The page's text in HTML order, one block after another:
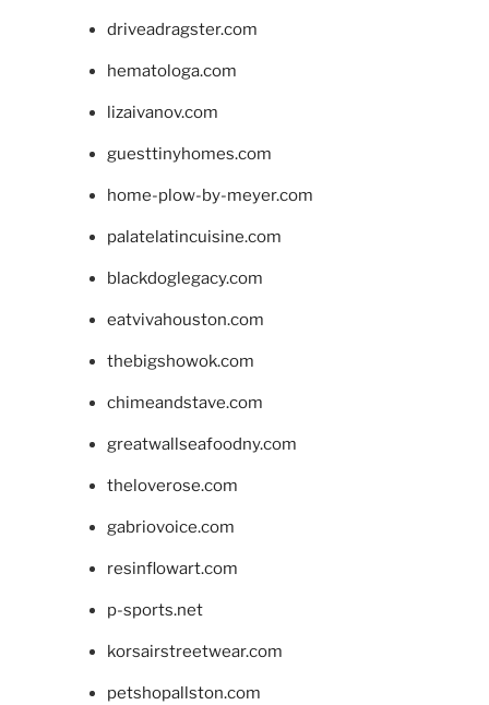
driveadragster.com
hematologa.com
lizaivanov.com
guesttinyhomes.com
home-plow-by-meyer.com
palatelatincuisine.com
blackdoglegacy.com
eatvivahouston.com
thebigshowok.com
chimeandstave.com
greatwallseafoodny.com
theloverose.com
gabriovoice.com
resinflowart.com
p-sports.net
korsairstreetwear.com
petshopallston.com